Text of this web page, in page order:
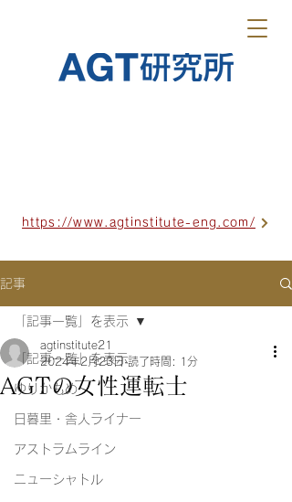
https://www.agtinstitute-eng.com/
記事
「記事一覧」を表示
ゆりかもめ
日暮里・舎人ライナー
アストラムライン
ニューシャトル
「記事一覧」を表示
AGTの女性運転士
agtinstitute21
2024年2月23日 読了時間: 1分